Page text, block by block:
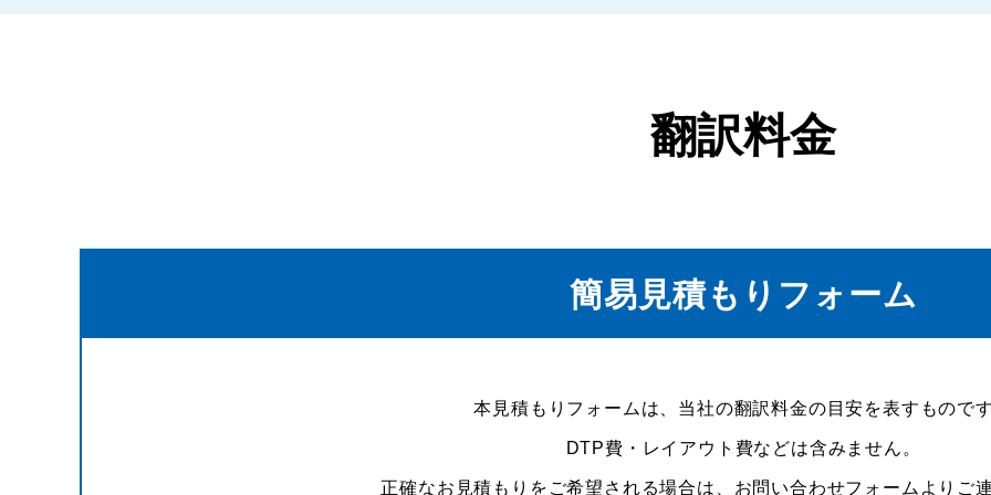
翻訳料金
簡易見積もりフォーム
本見積もりフォームは、当社の翻訳料金の目安を表すものです
DTP費・レイアウト費などは含みません。
正確なお見積もりをご希望される場合は、 お問い合わせフォー ムよりご